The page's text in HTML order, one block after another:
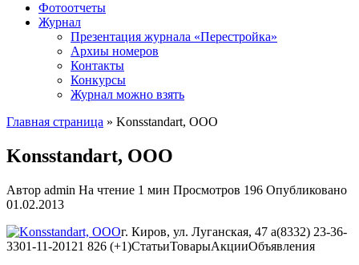
Фотоотчеты
Журнал
Презентация журнала «Перестройка»
Архиы номеров
Контакты
Конкурсы
Журнал можно взять
Главная страница » Konsstandart, ООО
Konsstandart, ООО
Автор admin На чтение 1 мин Просмотров 196 Опубликовано
01.02.2013
г. Киров, ул. Луганская, 47 а(8332) 23-36-
3301-11-20121 826 (+1)СтатьиТоварыАкцииОбъявления